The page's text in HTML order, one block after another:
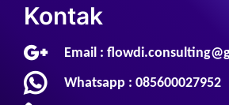
Kontak
Email :
Whatsapp : 085600027952